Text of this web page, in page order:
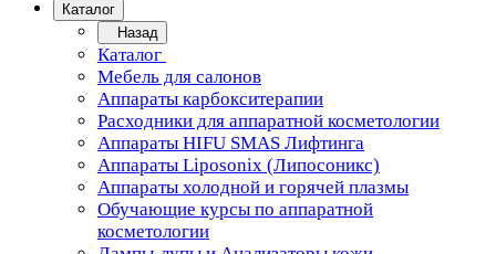
Каталог
Назад
Каталог
Мебель для салонов
Аппараты карбокситерапии
Расходники для аппаратной косметологии
Аппараты HIFU SMAS Лифтинга
Аппараты Liposonix (Липосоникс)
Аппараты холодной и горячей плазмы
Обучающие курсы по аппаратной
косметологии